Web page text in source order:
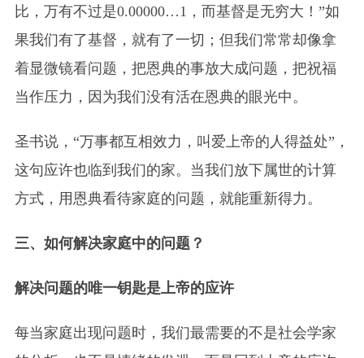
比，万有不过是0.00000…1，而基督是无穷大！”如
果我们有了基督，就有了一切；但我们常常却像拿
着显微镜看问题，把恩典的事放大成问题，把祝福
当作压力，因为我们没有活在恩典的眼光中。
圣书说，“万事都互相效力，叫爱上帝的人得益处”，
这句应许也临到我们的家。当我们放下属世的计算
方式，用恩典看待家庭的问题，就能重新得力。
三、如何解决家庭中的问题？
解决问题的唯一钥匙是上帝的应许
每当家庭出现问题时，我们最需要的不是社会学家